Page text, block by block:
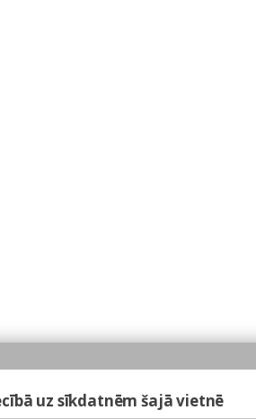
uz sīkdatnēm šajā vietnē